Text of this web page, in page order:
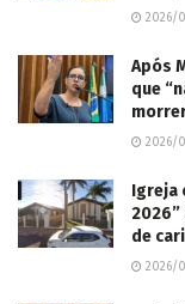
2026/
Após
que
2026/
Igreja
de
2026/